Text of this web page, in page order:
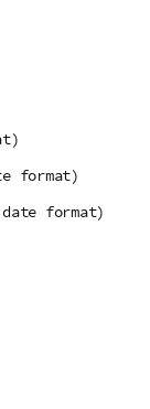
format)
date format)